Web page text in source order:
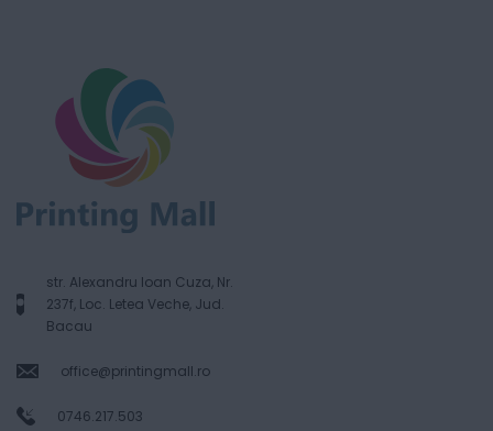
str. Alexandru Ioan Cuza, Nr.
237f, Loc. Letea Veche, Jud.
Bacau
office@printingmall.ro
0746.217.503